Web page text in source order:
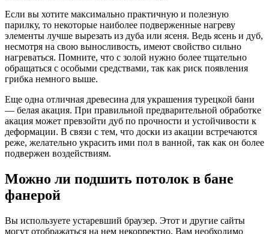
Если вы хотите максимально практичную и полезную
парилку, то некоторые наиболее подверженные нагреву
элементы лучше вырезать из дуба или ясеня. Ведь ясень и дуб,
несмотря на свою выносливость, имеют свойство сильно
нагреваться. Помните, что с золой нужно более тщательно
обращаться с особыми средствами, так как риск появления
грибка немного выше.
Еще одна отличная древесина для украшения турецкой бани
— белая акация. При правильной предварительной обработке
акация может превзойти дуб по прочности и устойчивости к
деформации. В связи с тем, что доски из акации встречаются
реже, желательно украсить ими пол в ванной, так как он более
подвержен воздействиям.
Можно ли подшить потолок в бане
фанерой
Вы используете устаревший браузер. Этот и другие сайты
могут отображаться на нем некорректно. Вам необходимо